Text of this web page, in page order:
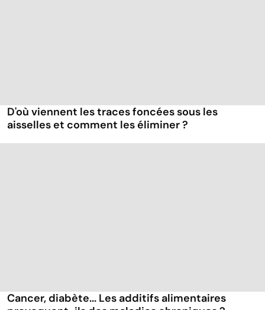
D'où viennent les traces foncées sous les
aisselles et comment les éliminer ?
Cancer, diabète... Les additifs alimentaires